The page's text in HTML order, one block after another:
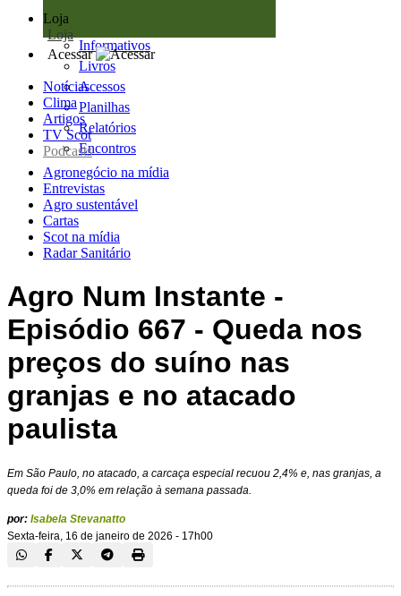
Loja
Loja
Informativos
Livros
Acessos
Planilhas
Relatórios
Encontros
Acessar
Notícias
Clima
Artigos
TV Scot
Podcasts
Agronegócio na mídia
Entrevistas
Agro sustentável
Cartas
Scot na mídia
Radar Sanitário
Agro Num Instante -
Episódio 667 - Queda nos
preços do suíno nas
granjas e no atacado
paulista
Em São Paulo, no atacado, a carcaça especial recuou 2,4% e, nas granjas, a
queda foi de 3,0% em relação à semana passada.
por: Isabela Stevanatto
Sexta-feira, 16 de janeiro de 2026 - 17h00